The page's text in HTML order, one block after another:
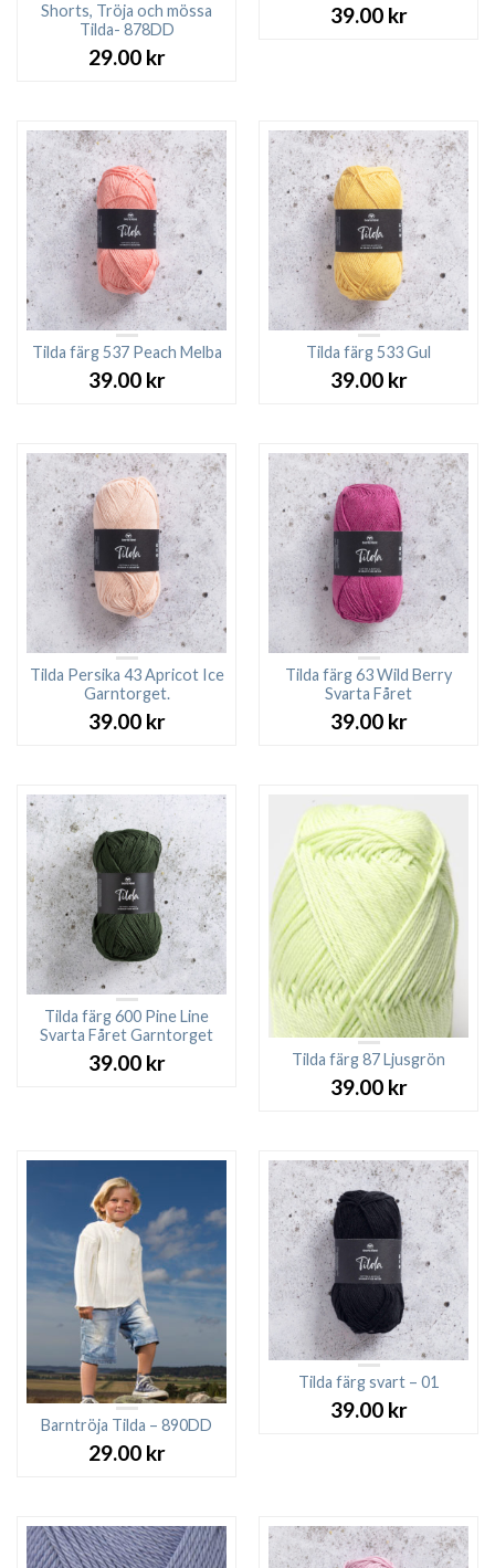
Shorts, Tröja och mössa
Tilda- 878DD
29.00 kr
39.00 kr
Tilda färg 537 Peach Melba
39.00 kr
Tilda färg 533 Gul
39.00 kr
Tilda Persika 43 Apricot Ice
Garntorget.
39.00 kr
Tilda färg 63 Wild Berry
Svarta Fåret
39.00 kr
Tilda färg 600 Pine Line
Svarta Fåret Garntorget
39.00 kr Tilda färg 87 Ljusgrön
39.00 kr
Barntröja Tilda – 890DD
29.00 kr
Tilda färg svart – 01
39.00 kr